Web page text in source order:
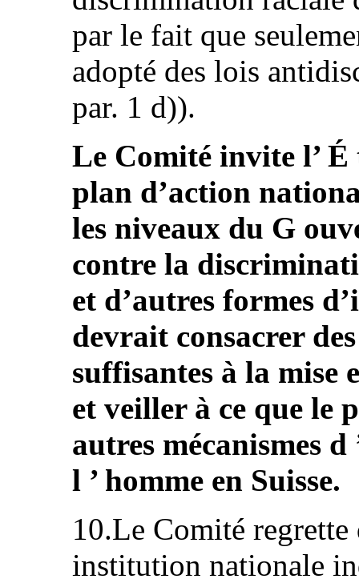
par le fait que
adopté des lois
par. 1 d)).
Le Comité invite l’
plan d’action
les niveaux du G
contre la
et d’autres formes
devrait consacrer
suffisantes à la mise
et veiller à ce que le
autres mécanismes
l ’ homme en Suisse.
10.Le Comité regrette
institution nationale